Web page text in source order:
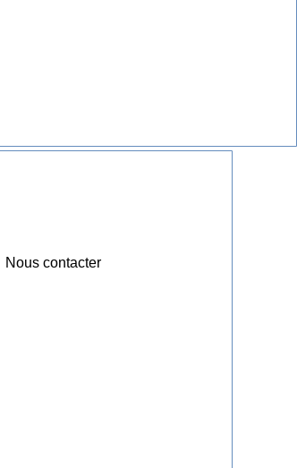
Nous contacter